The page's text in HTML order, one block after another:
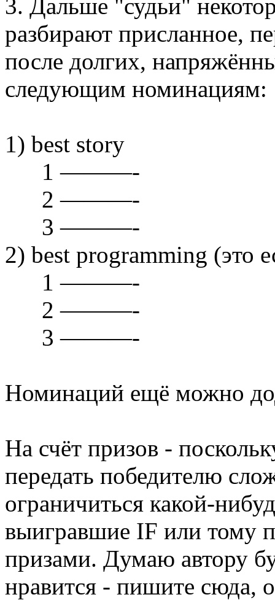
3. Дальше "судьи"
разбирают присланное,
после долгих,
следующим номинациям:
1) best story
1 ———-
2 ———-
3 ———-
2) best programming (это
1 ———-
2 ———-
3 ———-
Номинаций ещё можно
На счёт призов -
передать победителю
ограничиться какой-
выигравшие IF или тому
призами. Думаю автору
нравится - пишите сюда,